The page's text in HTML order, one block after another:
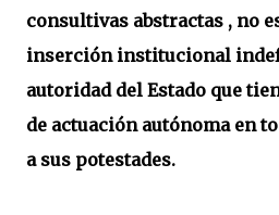
consultivas abstractas , no
inserción institucional
autoridad del Estado que
de actuación autónoma en
a sus potestades.